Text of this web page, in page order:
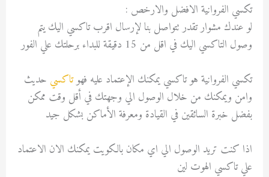
تكسي الفروانية الافضل والارخص :
لو عندك مشوار تقدر تتواصل بنا لإرسال اقرب تاكسي اليك يتم
وصول التاكسي اليك في اقل من 15 دقيقة للبداء برحلتك علي الفور
تكسي الفروانية هو تاكسي يمكنك الإعتماد عليه فهوتاكسي حديث
وامن ويمكنك من خلال الوصول الي وجهتك في أقل وقت ممكن
بفضل خبرة السائقين في القيادة ومعرفة الأماكن بشكل جيد
اذا كنت تريد الوصول الي اي مكان بالكويت يمكنك الان الاعتماد
علي تاكسي الهوت لين